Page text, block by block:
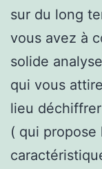
sur du long
vous avez à
solide
qui vous
lieu
( qui propose